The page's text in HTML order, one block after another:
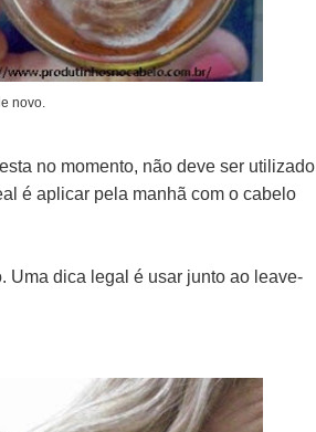
novo.
no momento, não deve ser utilizado
é aplicar pela manhã com o cabelo
Uma dica legal é usar junto ao leave-